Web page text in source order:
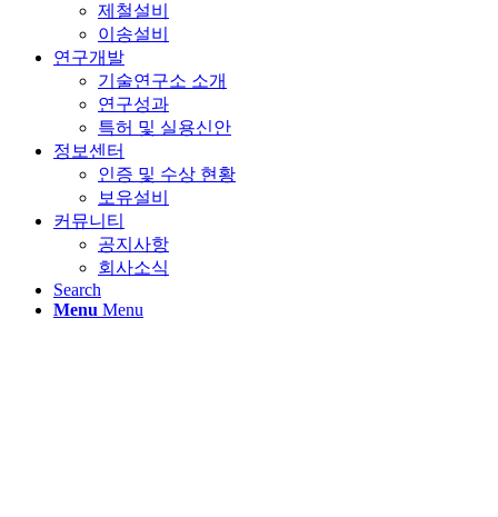
제철설비
이송설비
연구개발
기술연구소 소개
연구성과
특허 및 실용신안
정보센터
인증 및 수상 현황
보유설비
커뮤니티
공지사항
회사소식
Search
Menu Menu